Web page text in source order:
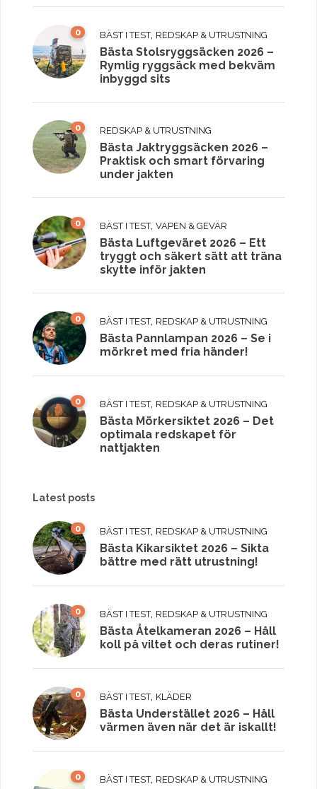
0 BÄST I TEST, REDSKAP & UTRUSTNING
Bästa Stolsryggsäcken 2026 –
Rymlig ryggsäck med bekväm
inbyggd sits
0 REDSKAP & UTRUSTNING
Bästa Jaktryggsäcken 2026 –
Praktisk och smart förvaring
under jakten
0 BÄST I TEST, VAPEN & GEVÄR
Bästa Luftgeväret 2026 – Ett
tryggt och säkert sätt att träna
skytte inför jakten
0 BÄST I TEST, REDSKAP & UTRUSTNING
Bästa Pannlampan 2026 – Se i
mörkret med fria händer!
0 BÄST I TEST, REDSKAP & UTRUSTNING
Bästa Mörkersiktet 2026 – Det
optimala redskapet för
nattjakten
Latest posts
0 BÄST I TEST, REDSKAP & UTRUSTNING
Bästa Kikarsiktet 2026 – Sikta
bättre med rätt utrustning!
0 BÄST I TEST, REDSKAP & UTRUSTNING
Bästa Åtelkameran 2026 – Håll
koll på viltet och deras rutiner!
0 BÄST I TEST, KLÄDER
Bästa Understället 2026 – Håll
värmen även när det är iskallt!
0 BÄST I TEST, REDSKAP & UTRUSTNING